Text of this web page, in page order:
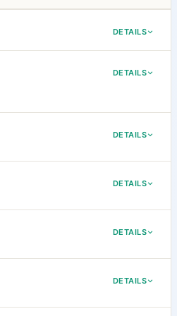
DETAILS
DETAILS
DETAILS
DETAILS
DETAILS
DETAILS